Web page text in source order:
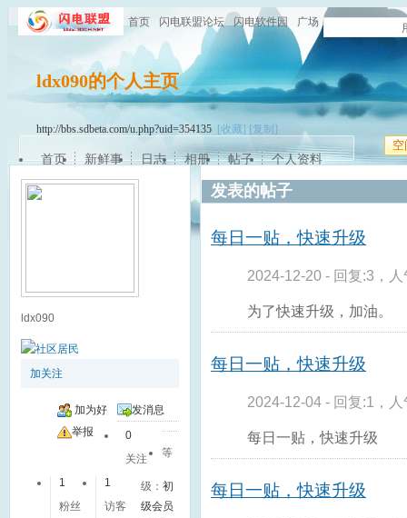
首页 闪电联盟论坛 闪电软件园 广场
ldx090的个人主页
http://bbs.sdbeta.com/u.php?uid=354135 [收藏] [复制]
空
首页 新鲜事 日志 相册 帖子 个人资料
ldx090
加关注
加为好
友
发消息
举报
0
关注
1
粉丝
1
访客
等
级：初
级会员
发表的帖子
每日一贴，快速升级
2024-12-20 - 回复:3，
为了快速升级，加油。
每日一贴，快速升级
2024-12-04 - 回复:1，
每日一贴，快速升级
每日一贴，快速升级